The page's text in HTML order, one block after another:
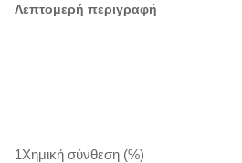
Λεπτομερή περιγραφή
1Χημική σύνθεση (%)